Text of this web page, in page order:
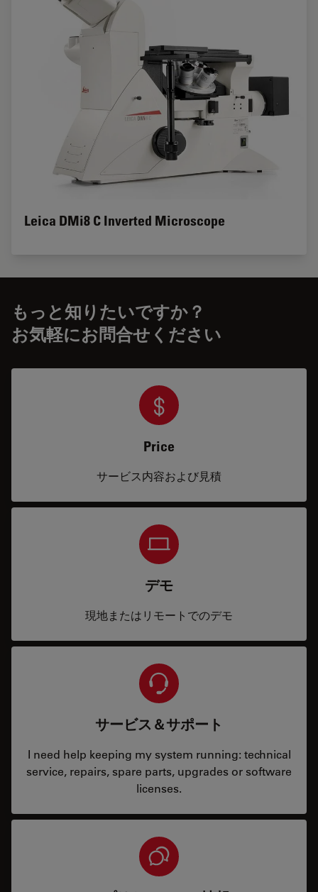
Leica DMi8 C Inverted Microscope
もっと知りたいですか？
お気軽にお問合せください
Price
サービス内容および見積
デモ
現地またはリモートでのデモ
サービス＆サポート
I need help keeping my system running: technical
service, repairs, spare parts, upgrades or software
licenses.